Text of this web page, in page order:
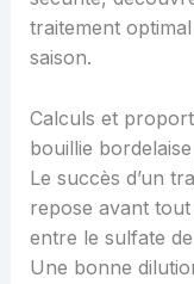
traitement
saison.
Calculs et
bouillie
Le succès d’un
repose avant
entre le sulfate
Une bonne